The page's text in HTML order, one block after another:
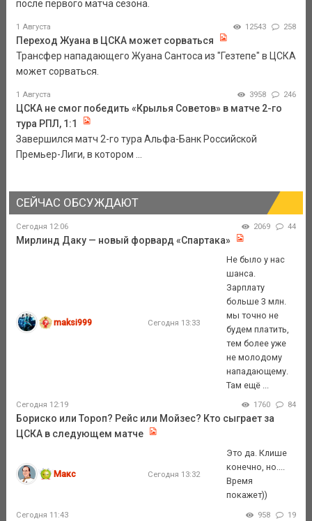
после первого матча сезона.
1 Августа 12543 258
Переход Жуана в ЦСКА может сорваться
Трансфер нападающего Жуана Сантоса из "Гезтепе" в ЦСКА
может сорваться.
1 Августа 3958 246
ЦСКА не смог победить «Крылья Советов» в матче 2-го
тура РПЛ, 1:1
Завершился матч 2-го тура Альфа-Банк Российской
Премьер-Лиги, в котором ...
СЕЙЧАС ОБСУЖДАЮТ
Сегодня 12:06 2069 44
Мирлинд Даку — новый форвард «Спартака»
maksi999 Сегодня 13:33
Не было у нас
шанса.
Зарплату
больше 3 млн.
мы точно не
будем платить,
тем более уже
не молодому
нападающему.
Там ещё ...
Сегодня 12:19 1760 84
Бориско или Тороп? Рейс или Мойзес? Кто сыграет за
ЦСКА в следующем матче
Макс Сегодня 13:32
Это да. Клише
конечно, но....
Время
покажет))
Сегодня 11:43 958 19